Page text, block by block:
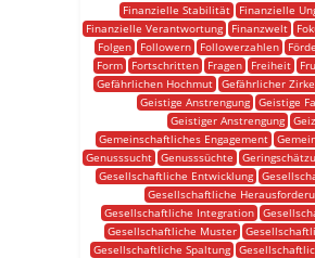
Finanzielle Stabilität
Finanzielle
Finanzielle Verantwortung
Finanzwelt
Folgen
Followern Followerzahlen
Form
Fortschritten Fragen Freiheit
Gefährlichen Hochmut Gefährlicher
Geistige Anstrengung Geistige
Geistiger Anstrengung Geiz
Gemeinschaftliches Engagement
Genusssucht Genusssüchte
Gesellschaftliche Entwicklung
Gesellschaftliche
Gesellschaftliche Integration
Gesellschaftliche Muster
Gesellschaftliche Spaltung